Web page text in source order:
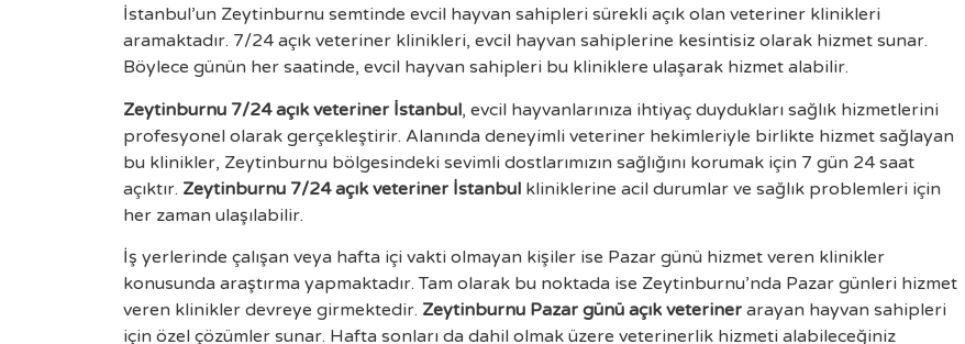
İstanbul’un Zeytinburnu semtinde evcil hayvan sahipleri sürekli açık olan veteriner klinikleri
aramaktadır. 7/24 açık veteriner klinikleri, evcil hayvan sahiplerine kesintisiz olarak hizmet sunar.
Böylece günün her saatinde, evcil hayvan sahipleri bu kliniklere ulaşarak hizmet alabilir.
Zeytinburnu 7/24 açık veteriner İstanbul, evcil hayvanlarınıza ihtiyaç duydukları sağlık hizmetlerini
profesyonel olarak gerçekleştirir. Alanında deneyimli veteriner hekimleriyle birlikte hizmet sağlayan
bu klinikler, Zeytinburnu bölgesindeki sevimli dostlarımızın sağlığını korumak için 7 gün 24 saat
açıktır. Zeytinburnu 7/24 açık veteriner İstanbul kliniklerine acil durumlar ve sağlık problemleri için
her zaman ulaşılabilir.
İş yerlerinde çalışan veya hafta içi vakti olmayan kişiler ise Pazar günü hizmet veren klinikler
konusunda araştırma yapmaktadır. Tam olarak bu noktada ise Zeytinburnu’nda Pazar günleri hizmet
veren klinikler devreye girmektedir. Zeytinburnu Pazar günü açık veteriner arayan hayvan sahipleri
için özel çözümler sunar. Hafta sonları da dahil olmak üzere veterinerlik hizmeti alabileceğiniz